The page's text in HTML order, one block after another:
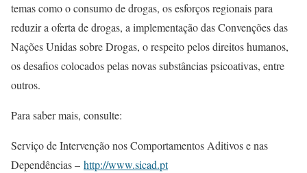
temas como o consumo de drogas, os esforços regionais para
reduzir a oferta de drogas, a implementação das Convenções das
Nações Unidas sobre Drogas, o respeito pelos direitos humanos,
os desafios colocados pelas novas substâncias psicoativas, entre
outros.
Para saber mais, consulte:
Serviço de Intervenção nos Comportamentos Aditivos e nas
Dependências – http://www.sicad.pt